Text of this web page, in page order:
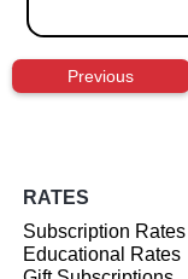
Previous
RATES
Subscription Rates
Educational Rates